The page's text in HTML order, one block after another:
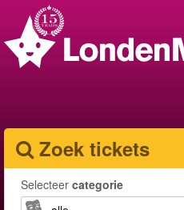
Zoek tickets
Selecteer categorie